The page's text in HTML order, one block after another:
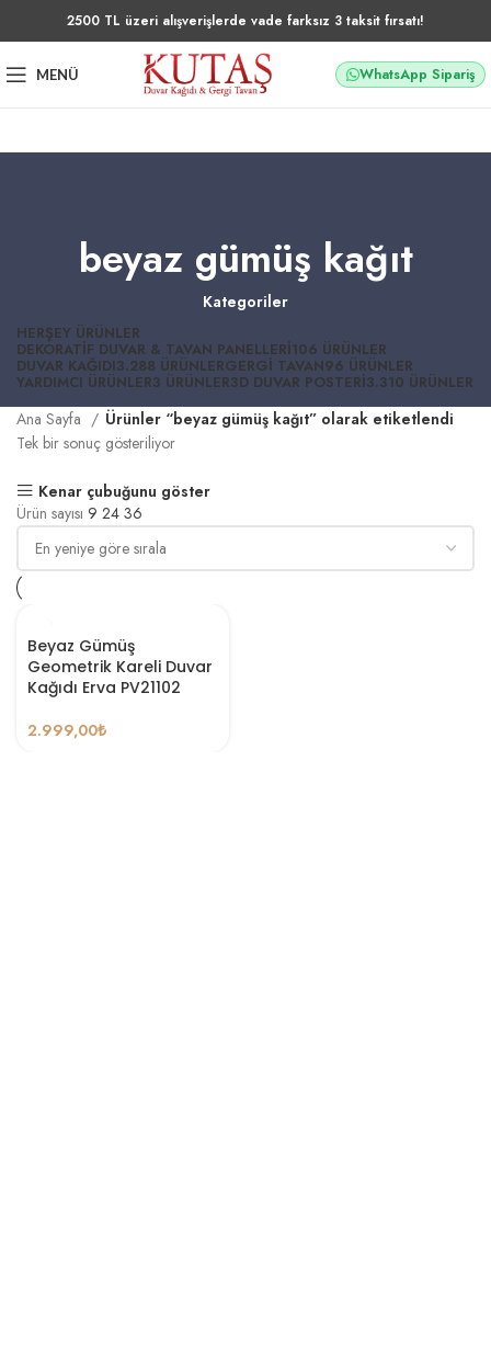
2500 TL üzeri alışverişlerde vade farksız 3 taksit fırsatı!
MENÜ WhatsApp Sipariş
beyaz gümüş kağıt
Kategoriler
HERŞEY ÜRÜNLER
DEKORATIF DUVAR & TAVAN PANELLERI106 ÜRÜNLER
DUVAR KAĞIDI3.288 ÜRÜNLERGERGI TAVAN96 ÜRÜNLER
YARDIMCI ÜRÜNLER3 ÜRÜNLER3D DUVAR POSTERI3.310 ÜRÜNLER
Ana Sayfa
Ürünler “beyaz gümüş kağıt” olarak etiketlendi
Tek bir sonuç gösteriliyor
Kenar çubuğunu göster
Ürün sayısı 9 24 36
Beyaz Gümüş
Geometrik Kareli Duvar
Kağıdı Erva PV21102
2.999,00₺